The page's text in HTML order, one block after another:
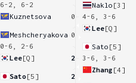
6-2, 6-2
Kuznetsova
0
Meshcheryakova 0
0-6, 2-6
Lee[Q] 2
Sato [5]
2
Naklo [3]
4-6, 3-6
Lee[Q]
Sato [5]
3-6, 3-6
Zhang [4]